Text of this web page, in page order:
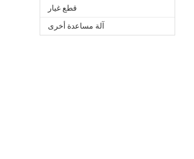
قطع غيار
آلة مساعدة أخرى